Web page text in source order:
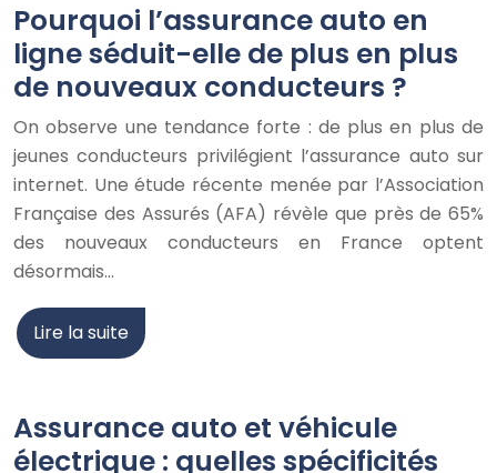
Pourquoi l’assurance auto en
ligne séduit-elle de plus en plus
de nouveaux conducteurs ?
On observe une tendance forte : de plus en plus de
jeunes conducteurs privilégient l’assurance auto sur
internet. Une étude récente menée par l’Association
Française des Assurés (AFA) révèle que près de 65%
des nouveaux conducteurs en France optent
désormais…
Lire la suite
Assurance auto et véhicule
électrique : quelles spécificités